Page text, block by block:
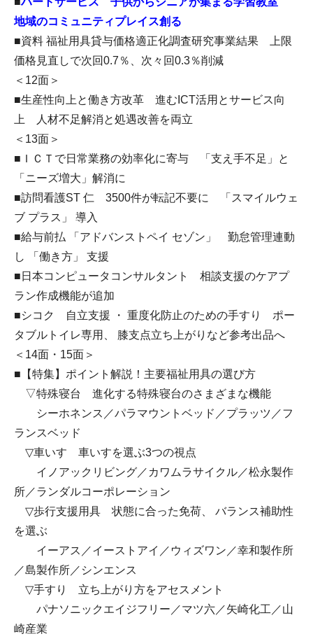
地域のコミュニティプレイス創る
■資料 福祉用具貸与価格適正化調査研究事業結果 上限
価格見直しで次回0.7％、次々回0.3％削減
＜12面＞
■生産性向上と働き方改革 進むICT活用とサービス向
上 人材不足解消と処遇改善を両立
＜13面＞
■ＩＣＴで日常業務の効率化に寄与 「支え手不足」と
「ニーズ増大」解消に
■訪問看護ST 仁 3500件が転記不要に 「スマイルウェ
ブ プラス」 導入
■給与前払 「アドバンストペイ セゾン」 勤怠管理連動
し 「働き方」 支援
■日本コンピュータコンサルタント 相談支援のケアプ
ラン作成機能が追加
■シコク 自立支援 ・ 重度化防止のための手すり ポー
タブルトイレ専用、 膝支点立ち上がりなど参考出品へ
＜14面・15面＞
■【特集】ポイント解説！主要福祉用具の選び方
▽特殊寝台 進化する特殊寝台のさまざまな機能
シーホネンス／パラマウントベッド／プラッツ／フ
ランスベッド
▽車いす 車いすを選ぶ3つの視点
イノアックリビング／カワムラサイクル／松永製作
所／ランダルコーポレーション
▽歩行支援用具 状態に合った免荷、 バランス補助性
を選ぶ
イーアス／イーストアイ／ウィズワン／幸和製作所
／島製作所／シンエンス
▽手すり 立ち上がり方をアセスメント
パナソニックエイジフリー／マツ六／矢崎化工／山
崎産業